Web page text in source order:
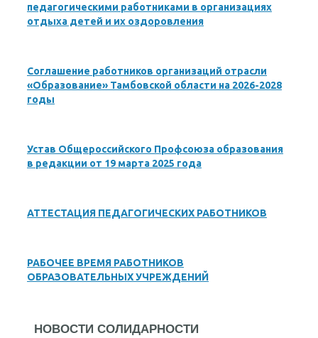
педагогическими работниками в организациях
отдыха детей и их оздоровления
Соглашение работников организаций отрасли
«Образование» Тамбовской области на 2026-2028
годы
Устав Общероссийского Профсоюза образования
в редакции от 19 марта 2025 года
АТТЕСТАЦИЯ ПЕДАГОГИЧЕСКИХ РАБОТНИКОВ
РАБОЧЕЕ ВРЕМЯ РАБОТНИКОВ
ОБРАЗОВАТЕЛЬНЫХ УЧРЕЖДЕНИЙ
НОВОСТИ СОЛИДАРНОСТИ